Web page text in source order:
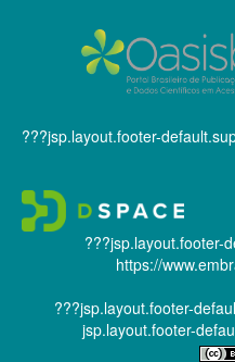
???jsp.layout.footer-
???jsp.layout.footer-
https://
???jsp.layout.footer-
jsp.layout.footer-